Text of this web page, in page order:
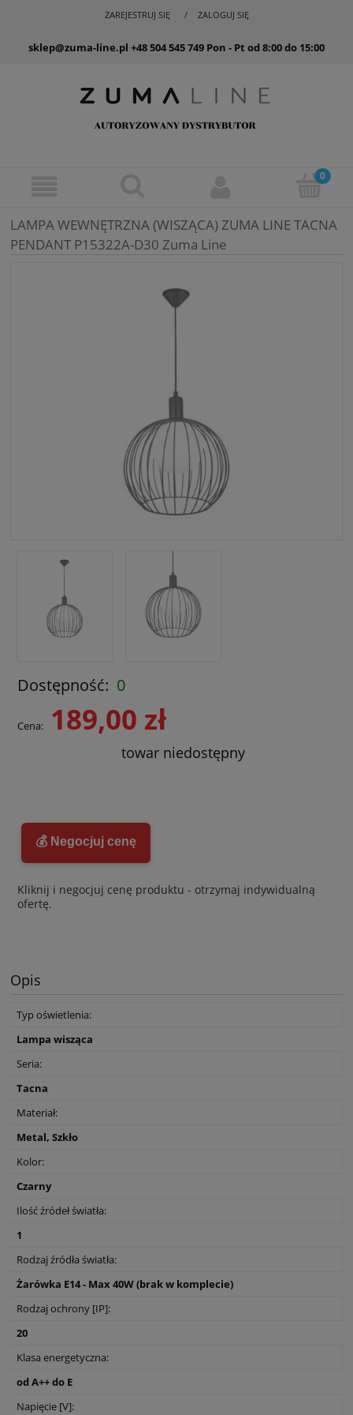
ZAREJESTRUJ SIĘ ZALOGUJ SIĘ
sklep@zuma-line.pl +48 504 545 749 Pon - Pt od 8:00 do 15:00
LAMPA WEWNĘTRZNA (WISZĄCA) ZUMA LINE TACNA
PENDANT P15322A-D30 Zuma Line
Dostępność: 0
Cena: 189,00 zł
towar niedostępny
💰 Negocjuj cenę
Kliknij i negocjuj cenę produktu - otrzymaj indywidualną
ofertę.
Opis
Typ oświetlenia:
Lampa wisząca
Seria:
Tacna
Materiał:
Metal, Szkło
Kolor:
Czarny
Ilość źródeł światła:
1
Rodzaj źródła światła:
Żarówka E14 - Max 40W (brak w komplecie)
Rodzaj ochrony [IP]:
20
Klasa energetyczna:
od A++ do E
Napięcie [V]: